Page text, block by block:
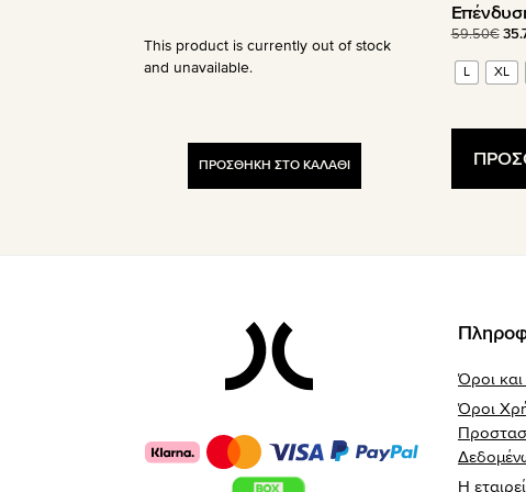
This product is currently out of stock
and unavailable.
ΠΡΟΣΘΗΚΗ ΣΤΟ ΚΑΛΑΘΙ
59.50€
was:
L XL
Όροι
Όροι
Η